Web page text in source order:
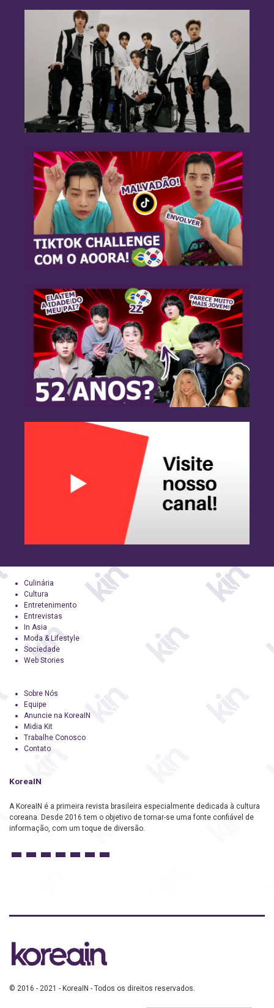
Culinária
Cultura
Entretenimento
Entrevistas
In Asia
Moda & Lifestyle
Sociedade
Web Stories
Sobre Nós
Equipe
Anuncie na KoreaIN
Midia Kit
Trabalhe Conosco
Contato
KoreaIN
A KoreaIN é a primeira revista brasileira especialmente dedicada à cultura
coreana. Desde 2016 tem o objetivo de tornar-se uma fonte confiável de
informação, com um toque de diversão.
© 2016 - 2021 - KoreaIN - Todos os direitos reservados.